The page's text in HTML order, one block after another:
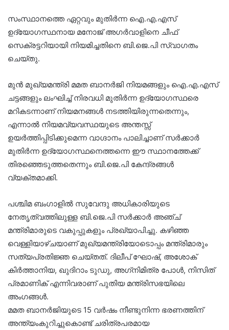
സംസ്ഥാനത്തെ ഏറ്റവും മുതിർന്ന ഐ.എ.എസ്
ഉദ്യോഗസ്ഥനായ മനോജ് അഗർവാളിനെ ചീഫ്
സെക്രട്ടറിയായി നിയമിച്ചതിനെ ബി.ജെ.പി സ്വാഗതം
ചെയ്തു.
മുൻ മുഖ്യമന്ത്രി മമത ബാനർജി നിയമങ്ങളും ഐ.എ.എസ്
ചട്ടങ്ങളും ലംഘിച്ച് നിരവധി മുതിർന്ന ഉദ്യോഗസ്ഥരെ
മറികടന്നാണ് നിയമനങ്ങൾ നടത്തിയിരുന്നതെന്നും,
എന്നാൽ നിയമവ്യവസ്ഥയുടെ അന്തസ്സ്
ഉയർത്തിപ്പിടിക്കുമെന്ന വാഗ്ദാനം പാലിച്ചാണ് സർക്കാർ
മുതിർന്ന ഉദ്യോഗസ്ഥനെത്തന്നെ ഈ സ്ഥാനത്തേക്ക്
തിരഞ്ഞെടുത്തതെന്നും ബി.ജെ.പി കേന്ദ്രങ്ങൾ
വ്യക്തമാക്കി.
പശ്ചിമ ബംഗാളിൽ സുവേന്ദു അധികാരിയുടെ
നേതൃത്വത്തിലുള്ള ബി.ജെ.പി സർക്കാർ അഞ്ച്
മന്ത്രിമാരുടെ വകുപ്പുകളും പ്രഖ്യാപിച്ചു. കഴിഞ്ഞ
വെള്ളിയാഴ്ചയാണ് മുഖ്യമന്ത്രിയോടൊപ്പം മന്ത്രിമാരും
സത്യപ്രതിജ്ഞ ചെയ്തത്. ദിലീപ് ഘോഷ്, അശോക്
കിർത്താനിയ, ഖുദിറാം ടുഡു, അഗ്‌നിമിത്ര പോൾ, നിസിത്
പ്രമാണിക് എന്നിവരാണ് പുതിയ മന്ത്രിസഭയിലെ
അംഗങ്ങൾ.
മമത ബാനർജിയുടെ 15 വർഷം നീണ്ടുനിന്ന ഭരണത്തിന്
അന്ത്യംകുറിച്ചുകൊണ്ട് ചരിത്രപരമായ